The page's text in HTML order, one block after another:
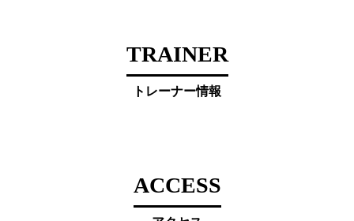
TRAINER
トレーナー情報
ACCESS